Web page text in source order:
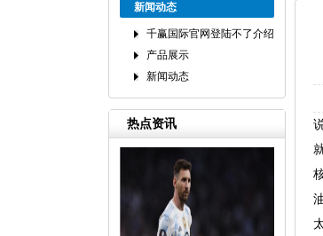
新闻动态
千赢国际官网登陆不了介绍
产品展示
新闻动态
热点资讯